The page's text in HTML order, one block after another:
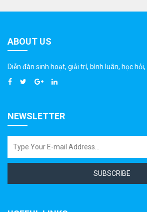
ABOUT US
Diễn đàn sinh hoạt, giải trí, bình luân, học hỏi,
NEWSLETTER
SUBSCRIBE